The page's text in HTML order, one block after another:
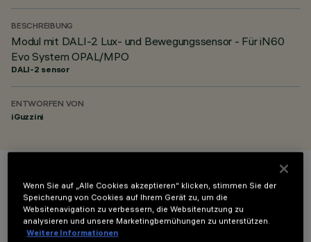
BESCHREIBUNG
Modul mit DALI-2 Lux- und Bewegungssensor - Für iN60
Evo System OPAL/MPO
DALI-2 sensor
ENTWORFEN VON
iGuzzini
FARBE
Wenn Sie auf „Alle Cookies akzeptieren“ klicken, stimmen Sie der
Speicherung von Cookies auf Ihrem Gerät zu, um die
Websitenavigation zu verbessern, die Websitenutzung zu
analysieren und unsere Marketingbemühungen zu unterstützen.
Weitere Informationen